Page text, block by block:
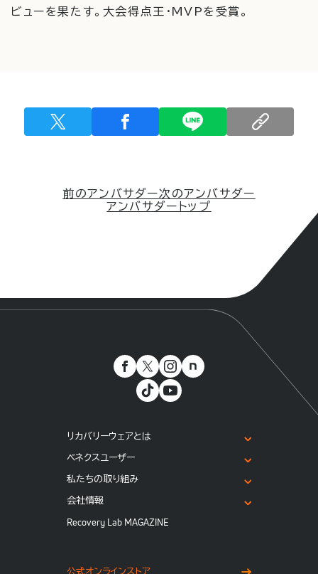
ビューを果たす。大会得点王・MVPを受賞。
前のアンバサダー次のアンバサダー
アンバサダートップ
リカバリーウェアとは
ベネクスユーザー
私たちの取り組み
会社情報
Recovery Lab MAGAZINE
公式オンラインストア